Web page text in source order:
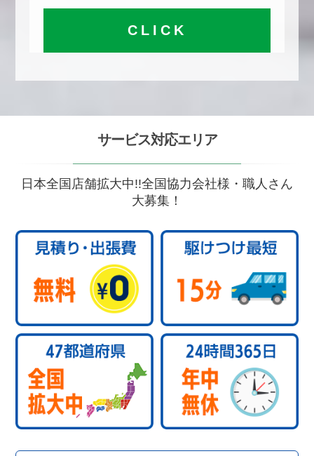
CLICK
サービス対応エリア
日本全国店舗拡大中!!全国協力会社様・職人さん
大募集！